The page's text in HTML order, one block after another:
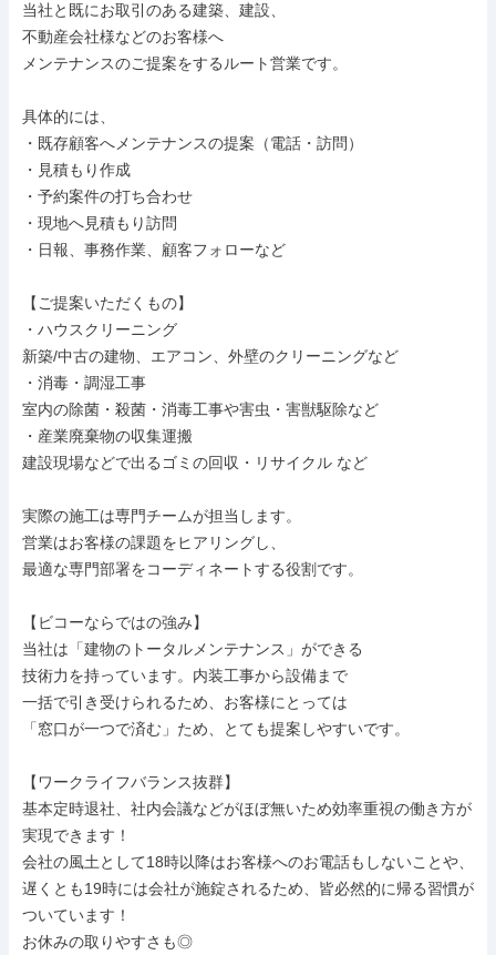
当社と既にお取引のある建築、建設、
不動産会社様などのお客様へ
メンテナンスのご提案をするルート営業です。
具体的には、
・既存顧客へメンテナンスの提案（電話・訪問）
・見積もり作成
・予約案件の打ち合わせ
・現地へ見積もり訪問
・日報、事務作業、顧客フォローなど
【ご提案いただくもの】
・ハウスクリーニング
新築/中古の建物、エアコン、外壁のクリーニングなど
・消毒・調湿工事
室内の除菌・殺菌・消毒工事や害虫・害獣駆除など
・産業廃棄物の収集運搬
建設現場などで出るゴミの回収・リサイクル など
実際の施工は専門チームが担当します。
営業はお客様の課題をヒアリングし、
最適な専門部署をコーディネートする役割です。
【ビコーならではの強み】
当社は「建物のトータルメンテナンス」ができる
技術力を持っています。内装工事から設備まで
一括で引き受けられるため、お客様にとっては
「窓口が一つで済む」ため、とても提案しやすいです。
【ワークライフバランス抜群】
基本定時退社、社内会議などがほぼ無いため効率重視の働き方が
実現できます！
会社の風土として18時以降はお客様へのお電話もしないことや、
遅くとも19時には会社が施錠されるため、皆必然的に帰る習慣が
ついています！
お休みの取りやすさも◎